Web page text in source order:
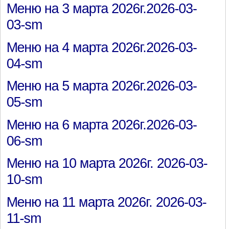
Меню на 3 марта 2026г.2026-03-
03-sm
Меню на 4 марта 2026г.2026-03-
04-sm
Меню на 5 марта 2026г.2026-03-
05-sm
Меню на 6 марта 2026г.2026-03-
06-sm
Меню на 10 марта 2026г. 2026-03-
10-sm
Меню на 11 марта 2026г. 2026-03-
11-sm